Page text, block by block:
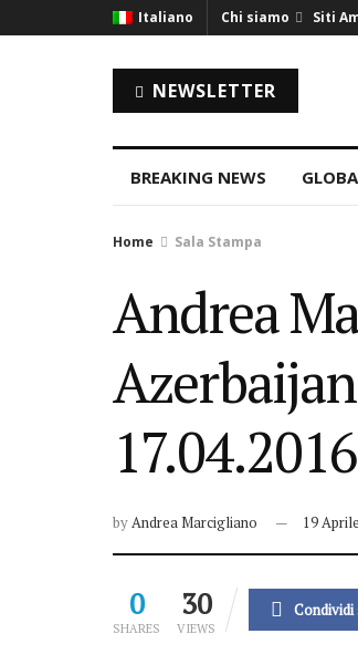
Italiano Chi siamo Siti
NEWSLETTER
BREAKING NEWS
Home Sala Stampa
Andrea
17.04.2016
byAndrea Marcigliano 19
0
SHARES
30
VIEWS
Condividi